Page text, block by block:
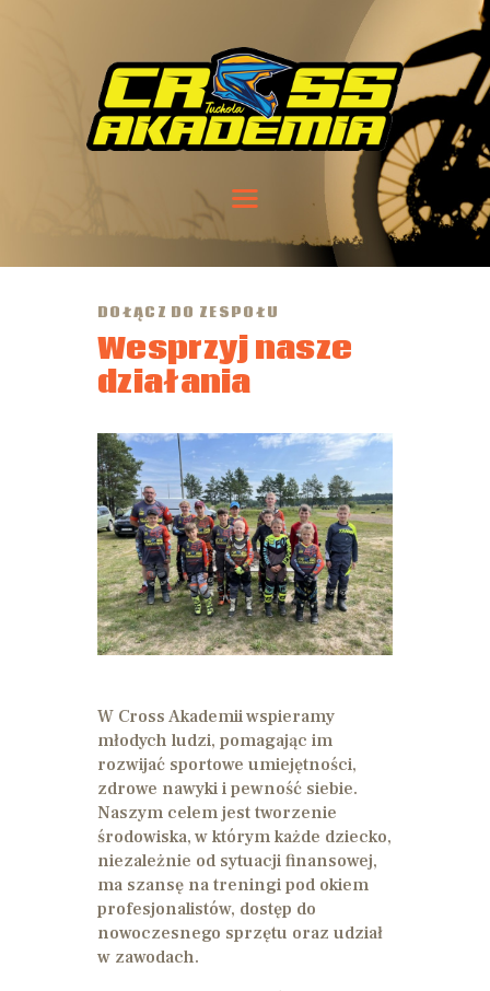
DOŁĄCZ DO ZESPOŁU
Wesprzyj nasze
działania
W Cross Akademii wspieramy
młodych ludzi, pomagając im
rozwijać sportowe umiejętności,
zdrowe nawyki i pewność siebie.
Naszym celem jest tworzenie
środowiska, w którym każde dziecko,
niezależnie od sytuacji finansowej,
ma szansę na treningi pod okiem
profesjonalistów, dostęp do
nowoczesnego sprzętu oraz udział
w zawodach.